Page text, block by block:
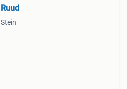
Ruud
Stein